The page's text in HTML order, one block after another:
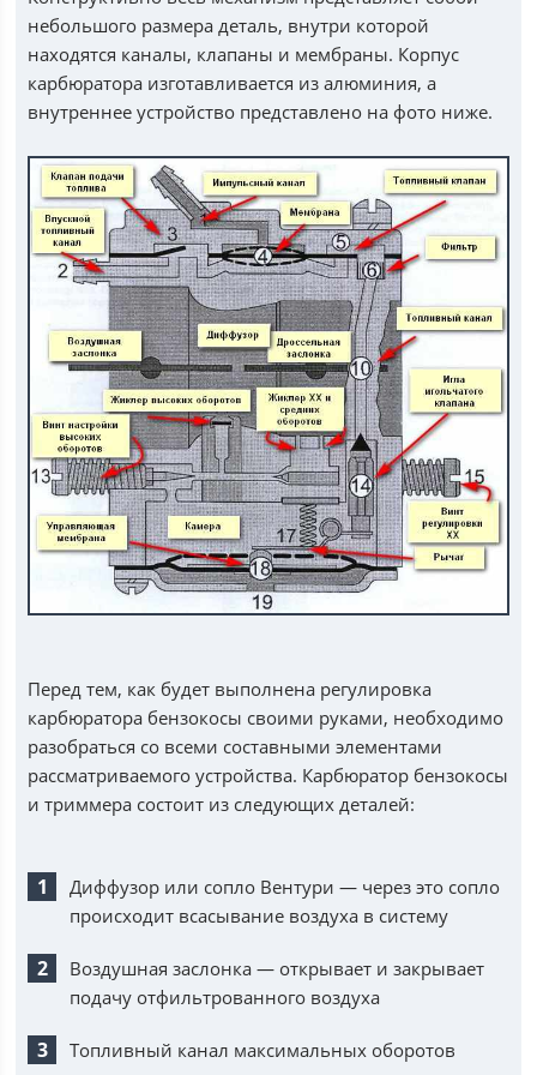
небольшого размера деталь, внутри которой
находятся каналы, клапаны и мембраны. Корпус
карбюратора изготавливается из алюминия, а
внутреннее устройство представлено на фото ниже.
Перед тем, как будет выполнена регулировка
карбюратора бензокосы своими руками, необходимо
разобраться со всеми составными элементами
рассматриваемого устройства. Карбюратор бензокосы
и триммера состоит из следующих деталей:
Диффузор или сопло Вентури — через это сопло
происходит всасывание воздуха в систему
Воздушная заслонка — открывает и закрывает
подачу отфильтрованного воздуха
Топливный канал максимальных оборотов